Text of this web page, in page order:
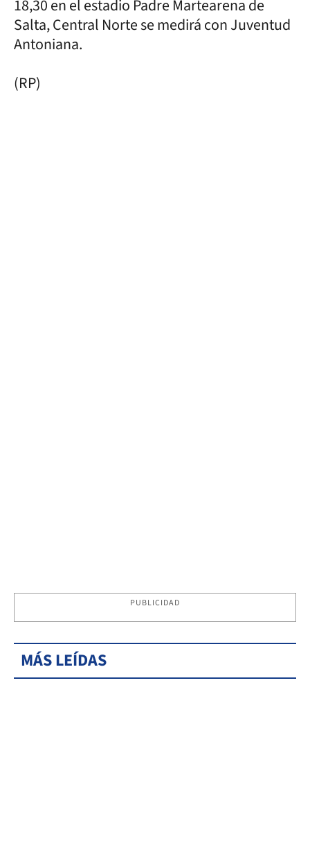
18,30 en el estadio Padre Martearena de
Salta, Central Norte se medirá con Juventud
Antoniana.
(RP)
PUBLICIDAD
MÁS LEÍDAS